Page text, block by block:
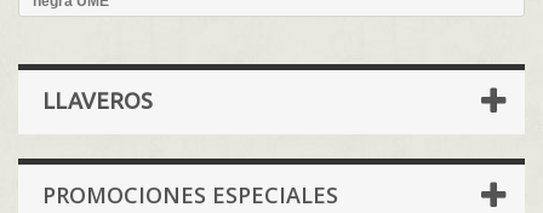
LLAVEROS
PROMOCIONES ESPECIALES